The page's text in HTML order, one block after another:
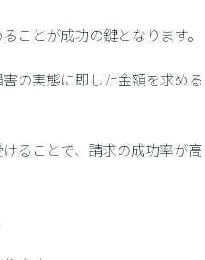
ことが成功の鍵となります。
の実態に即した金額を求める
ることで、請求の成功率が高